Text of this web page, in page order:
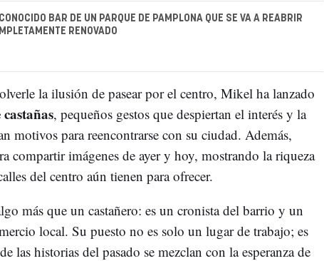
BAR DE UN PARQUE DE PAMPLONA QUE SE VA A REABRIR
RENOVADO
la ilusión de pasear por el centro, Mikel ha lanzado
, pequeños gestos que despiertan el interés y la
motivos para reencontrarse con su ciudad. Además,
compartir imágenes de ayer y hoy, mostrando la riqueza
del centro aún tienen para ofrecer.
más que un castañero: es un cronista del barrio y un
local. Su puesto no es solo un lugar de trabajo; es
las historias del pasado se mezclan con la esperanza de